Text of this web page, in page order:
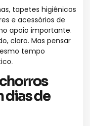
tapetes higiênicos
e acessórios de
apoio importante.
claro. Mas pensar
tempo
dias de